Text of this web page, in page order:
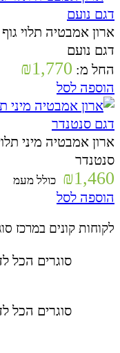
ארון אמבטיה תלוי
דגם נועם
החל מ:
₪1,770
הוספה לסל
סנטנדר
₪1,460 כולל מעמ
הוספה לסל
לקוחות קונים במרכז